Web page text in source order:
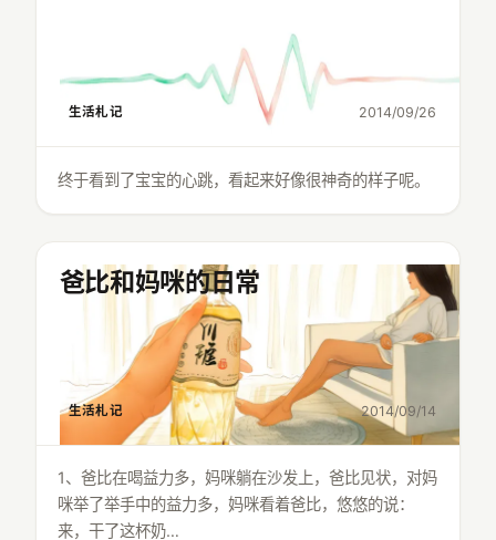
生活札记 2014/09/26
终于看到了宝宝的心跳，看起来好像很神奇的样子呢。
爸比和妈咪的日常
生活札记 2014/09/14
1、爸比在喝益力多，妈咪躺在沙发上，爸比见状，对妈
咪举了举手中的益力多，妈咪看着爸比，悠悠的说：
来，干了这杯奶…